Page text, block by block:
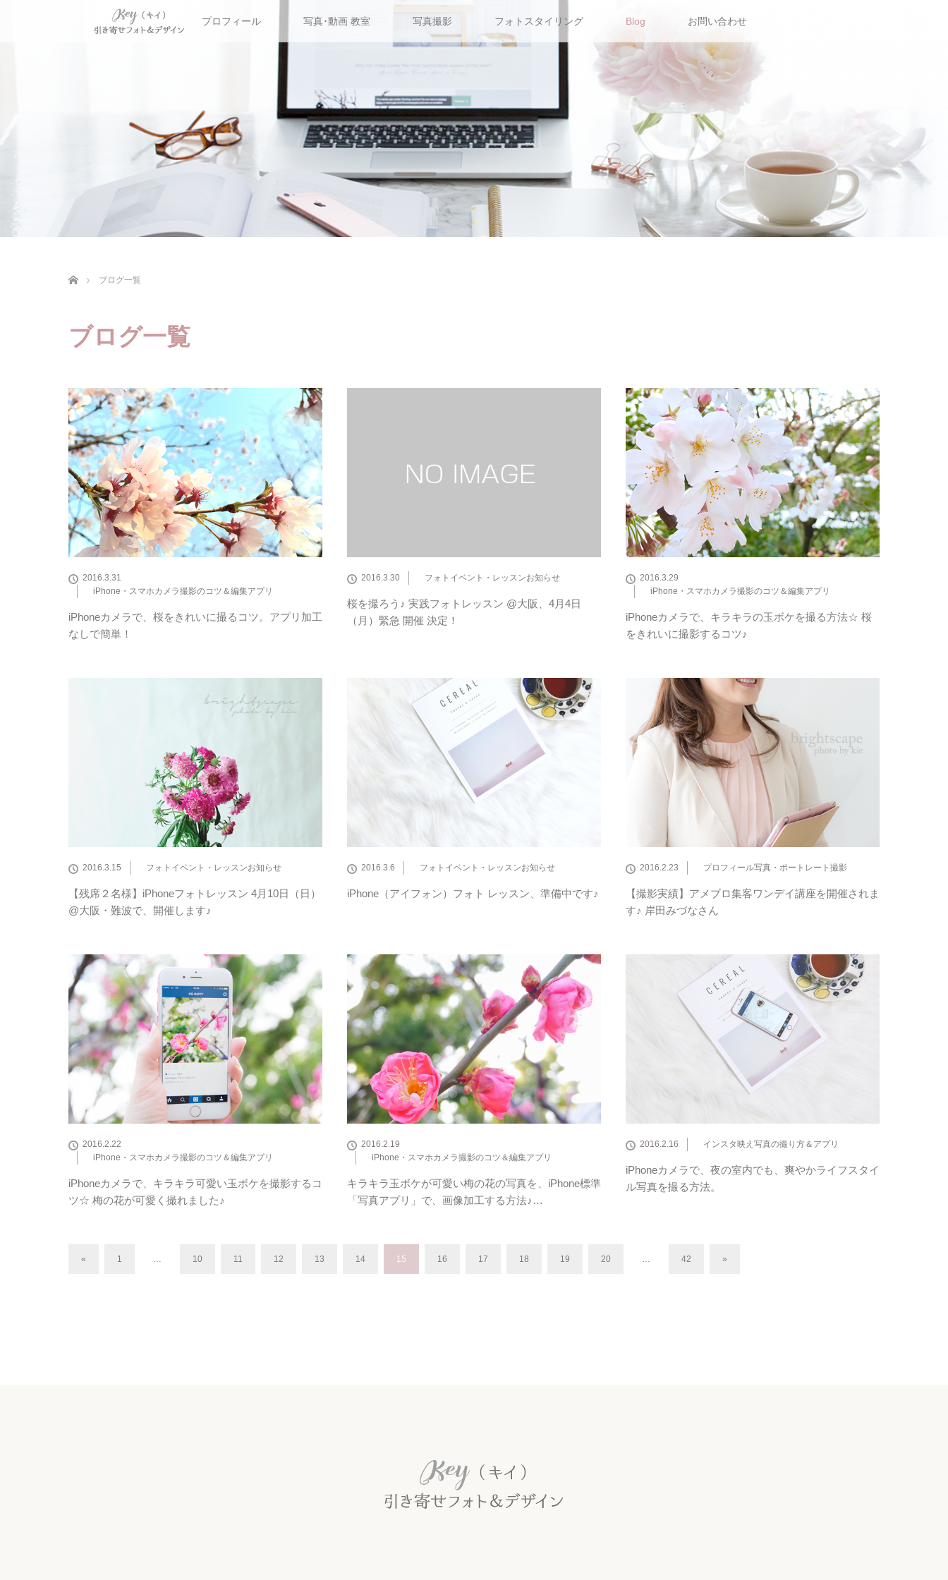
プロフィール 写真･動画 教室 写真撮影 フォトスタイリング Blog お問い合わせ
ブログ一覧
ブログ一覧
2016.3.31
iPhone・スマホカメラ撮影のコツ＆編集アプリ
iPhoneカメラで、桜をきれいに撮るコツ。アプリ加工
なしで簡単！
2016.3.30 フォトイベント・レッスンお知らせ
桜を撮ろう♪ 実践フォトレッスン @大阪、4月4日
（月）緊急 開催 決定！
2016.3.29
iPhone・スマホカメラ撮影のコツ＆編集アプリ
iPhoneカメラで、キラキラの玉ボケを撮る方法☆ 桜
をきれいに撮影するコツ♪
2016.3.15 フォトイベント・レッスンお知らせ
【残席２名様】iPhoneフォトレッスン 4月10日（日）
@大阪・難波で、開催します♪
2016.3.6 フォトイベント・レッスンお知らせ
iPhone（アイフォン）フォト レッスン、準備中です♪
2016.2.23 プロフィール写真・ポートレート撮影
【撮影実績】アメブロ集客ワンデイ講座を開催されま
す♪ 岸田みづなさん
2016.2.22
iPhone・スマホカメラ撮影のコツ＆編集アプリ
iPhoneカメラで、キラキラ可愛い玉ボケを撮影するコ
ツ☆ 梅の花が可愛く撮れました♪
2016.2.19
iPhone・スマホカメラ撮影のコツ＆編集アプリ
キラキラ玉ボケが可愛い梅の花の写真を、iPhone標準
「写真アプリ」で、画像加工する方法♪…
2016.2.16 インスタ映え写真の撮り方＆アプリ
iPhoneカメラで、夜の室内でも、爽やかライフスタイ
ル写真を撮る方法。
« 1 … 10 11 12 13 14 15 16 17 18 19 20 … 42 »